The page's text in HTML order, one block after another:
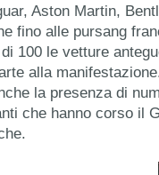
Aston Martin,
fino alle pursang
100 le vetture
alla
la presenza di
che hanno corso il